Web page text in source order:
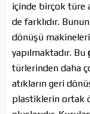
içinde birçok türe
de farklıdır.
dönüşü
yapılmaktadır. Bu
türlerinden daha
atıkların geri
plastiklerin ortak